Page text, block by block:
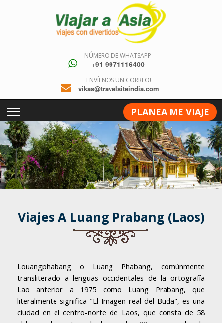
NÚMERO DE WHATSAPP
+91 9971116400
ENVÍENOS UN CORREO!
vikas@travelsiteindia.com
PLANEA ME VIAJE
Viajes A Luang Prabang (Laos)
Louangphabang o Luang Phabang, comúnmente
transliterado a lenguas occidentales de la ortografía
Lao anterior a 1975 como Luang Prabang, que
literalmente significa "El Imagen real del Buda", es una
ciudad en el centro-norte de Laos, que consta de 58